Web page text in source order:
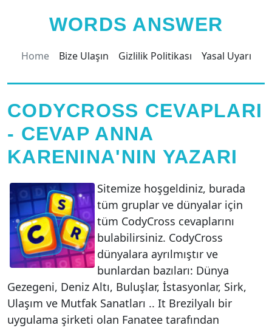
WORDS ANSWER
Home Bize Ulaşın Gizlilik Politikası Yasal Uyarı
CODYCROSS CEVAPLARI
- CEVAP ANNA
KARENINA'NIN YAZARI
Sitemize hoşgeldiniz, burada
tüm gruplar ve dünyalar için
tüm CodyCross cevaplarını
bulabilirsiniz. CodyCross
dünyalara ayrılmıştır ve
bunlardan bazıları: Dünya
Gezegeni, Deniz Altı, Buluşlar, İstasyonlar, Sirk,
Ulaşım ve Mutfak Sanatları .. It Brezilyalı bir
uygulama şirketi olan Fanatee tarafından